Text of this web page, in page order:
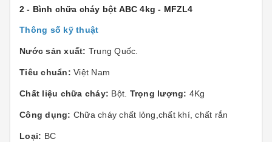
2 - Bình chữa cháy bột ABC 4kg - MFZL4
Thông số kỹ thuật
Nước sản xuất: Trung Quốc.
Tiêu chuẩn: Việt Nam
Chất liệu chữa cháy: Bột. Trọng lượng: 4Kg
Công dụng: Chữa cháy chất lỏng,chất khí, chất rắn
Loại: BC